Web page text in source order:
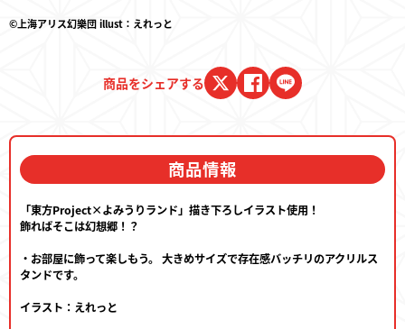
©上海アリス幻樂団 illust：えれっと
商品をシェアする
商品情報
「東方Project×よみうりランド」描き下ろしイラスト使用！
飾ればそこは幻想郷！？
・お部屋に飾って楽しもう。 大きめサイズで存在感バッチリのアクリルス
タンドです。
イラスト：えれっと